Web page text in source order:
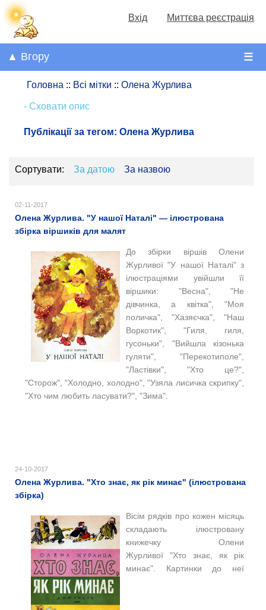
Вхід Миттєва реєстрація
☰
▲ Вгору
Головна :: Всі мітки :: Олена Журлива
- Сховати опис
Публікації за тегом: Олена Журлива
Сортувати: За датою За назвою
02-11-2017
Олена Журлива. "У нашої Наталі" — ілюстрована
збірка віршиків для малят
До збірки віршів Олени
Журливої "У нашої Наталі" з
ілюстраціями увійшли її
віршики: "Весна", "Не
дівчинка, а квітка", "Моя
поличка", "Хазяєчка", "Наш
Воркотик", "Гиля, гиля,
гусоньки", "Вийшла кізонька
гуляти", "Перекотиполе",
"Ластівки", "Хто це?",
"Сторож", "Холодно, холодно", "Узяла лисичка скрипку",
"Хто чим любить ласувати?", "Зима".
24-10-2017
Олена Журлива. "Хто знає, як рік минає" (ілюстрована
збірка)
Вісім рядків про кожен місяць
складають ілюстровану
книжечку Олени
Журливої "Хто знає, як рік
минає". Картинки до неї